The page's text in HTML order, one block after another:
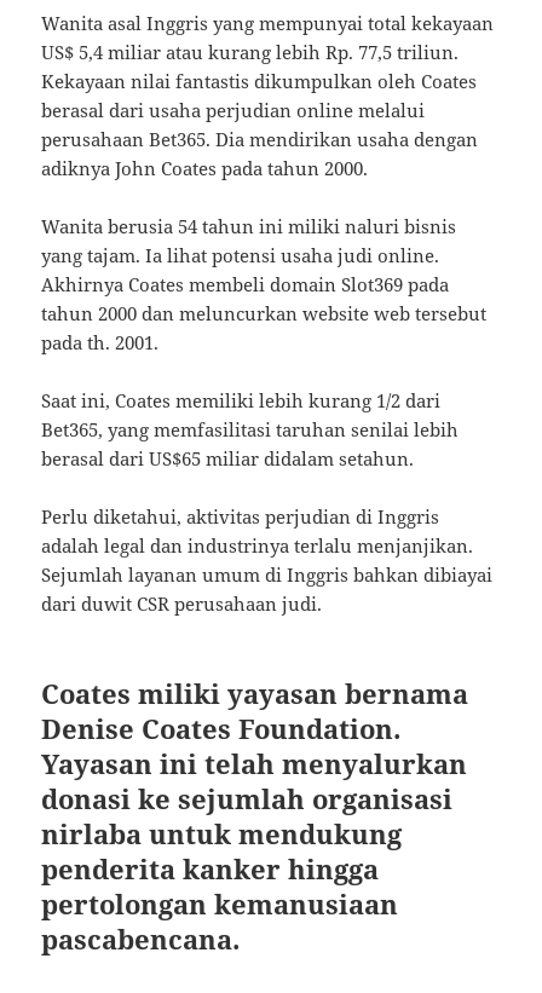
Wanita asal Inggris yang mempunyai total kekayaan
US$ 5,4 miliar atau kurang lebih Rp. 77,5 triliun.
Kekayaan nilai fantastis dikumpulkan oleh Coates
berasal dari usaha perjudian online melalui
perusahaan Bet365. Dia mendirikan usaha dengan
adiknya John Coates pada tahun 2000.
Wanita berusia 54 tahun ini miliki naluri bisnis
yang tajam. Ia lihat potensi usaha judi online.
Akhirnya Coates membeli domain Slot369 pada
tahun 2000 dan meluncurkan website web tersebut
pada th. 2001.
Saat ini, Coates memiliki lebih kurang 1/2 dari
Bet365, yang memfasilitasi taruhan senilai lebih
berasal dari US$65 miliar didalam setahun.
Perlu diketahui, aktivitas perjudian di Inggris
adalah legal dan industrinya terlalu menjanjikan.
Sejumlah layanan umum di Inggris bahkan dibiayai
dari duwit CSR perusahaan judi.
Coates miliki yayasan bernama
Denise Coates Foundation.
Yayasan ini telah menyalurkan
donasi ke sejumlah organisasi
nirlaba untuk mendukung
penderita kanker hingga
pertolongan kemanusiaan
pascabencana.